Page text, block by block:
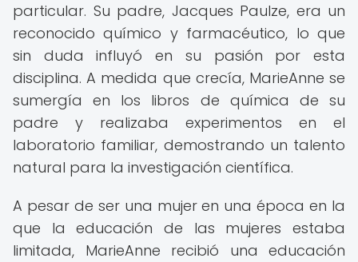
particular. Su padre, Jacques Paulze, era un
reconocido químico y farmacéutico, lo que
sin duda influyó en su pasión por esta
disciplina. A medida que crecía, MarieAnne se
sumergía en los libros de química de su
padre y realizaba experimentos en el
laboratorio familiar, demostrando un talento
natural para la investigación científica.
A pesar de ser una mujer en una época en la
que la educación de las mujeres estaba
limitada, MarieAnne recibió una educación